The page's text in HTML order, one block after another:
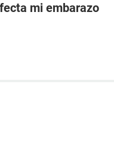
mi embarazo